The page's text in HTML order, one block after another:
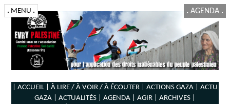
. MENU . . AGENDA .
| ACCUEIL | À LIRE / À VOIR / À ÉCOUTER | ACTIONS GAZA |
ACTU
GAZA |
ACTUALITÉS | AGENDA | AGIR |
ARCHIVES |